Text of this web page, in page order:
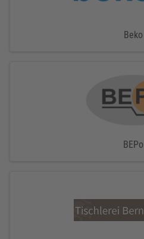
Beko
BEPo